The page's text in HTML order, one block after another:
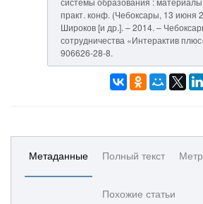
практ. конф. (Чебоксары, 13 июня
Широков [и др.]. – 2014. –
сотрудничества «Интерактив
906626-28-8.
Метаданные Полный текст
Похожие статьи